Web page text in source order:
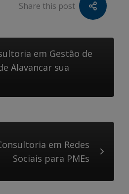
Share this post
em Gestão de
Alavancar sua
em Redes
Sociais para PMEs